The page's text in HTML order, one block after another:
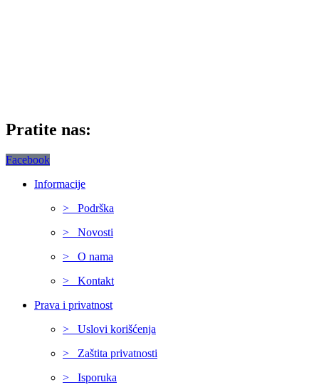
Pratite nas:
Facebook
Informacije
> Podrška
> Novosti
> O nama
> Kontakt
Prava i privatnost
> Uslovi korišćenja
> Zaštita privatnosti
> Isporuka